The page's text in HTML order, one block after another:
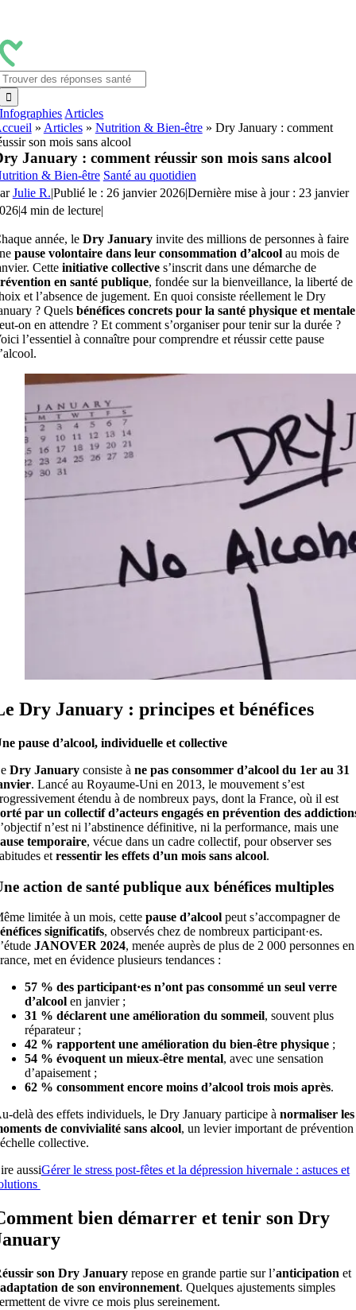
contenu
Infographies Articles
» Articles» Nutrition & Bien-être» Dry January : comment
son mois sans alcool
January : comment réussir son mois sans alcool
& Bien-être Santé au quotidien
Julie R.|Publié le : 26 janvier 2026|Dernière mise à jour : 23 janvier
|4 min de lecture|
année, le Dry Januaryinvite des millions de personnes à faire
pause volontaire dans leur consommation d’alcoolau mois de
Cette initiative collectives’inscrit dans une démarche de
en santé publique, fondée sur la bienveillance, la liberté de
et l’absence de jugement. En quoi consiste réellement le Dry
? Quels bénéfices concrets pour la santé physique et mentale
on en attendre ? Et comment s’organiser pour tenir sur la durée ?
l’essentiel à connaître pour comprendre et réussir cette pause
Dry January : principes et bénéfices
pause d’alcool, individuelle et collective
Dry Januaryconsiste à ne pas consommer d’alcool du 1er au 31
. Lancé au Royaume-Uni en 2013, le mouvement s’est
étendu à de nombreux pays, dont la France, où il est
par un collectif d’acteurs engagés en prévention des
n’est ni l’abstinence définitive, ni la performance, mais une
temporaire, vécue dans un cadre collectif, pour observer ses
et ressentir les effets d’un mois sans alcool.
action de santé publique aux bénéfices multiples
limitée à un mois, cette pause d’alcool peut s’accompagner de
significatifs, observés chez de nombreux participant·es.
JANOVER 2024, menée auprès de plus de 2 000 personnes en
met en évidence plusieurs tendances :
57 % des participant·es n’ont pas consommé un seul verre
d’alcool en janvier ;
31 % déclarent une amélioration du sommeil, souvent plus
réparateur ;
42 % rapportent une amélioration du bien-être physique;
54 % évoquent un mieux-être mental, avec une sensation
d’apaisement ;
62 % consomment encore moins d’alcool trois mois après.
delà des effets individuels, le Dry January participe à normaliser les
de convivialité sans alcool, un levier important de prévention
collective.
aussiGérer le stress post-fêtes et la dépression hivernale : astuces et
bien démarrer et tenir son Dry
son Dry Januaryrepose en grande partie sur l’anticipation et
adaptation de son environnement. Quelques ajustements simples
de vivre ce mois plus sereinement.